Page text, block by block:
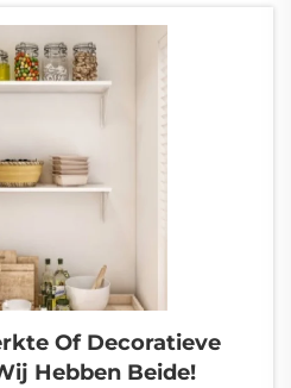
Of Decoratieve
Hebben Beide!